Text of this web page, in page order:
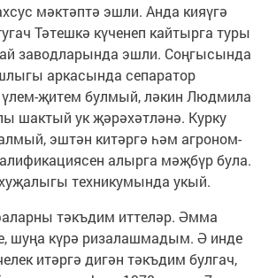
мәктәптә эшли. Анда кияүгә
Тәтешкә күченеп кайтыр­га туры
заводларында эшли. Соңгысында
аркасында сепаратор
үлем-җитем булмый, ләкин Людмила
шактый ук җәрәхәтләнә. Курку
эштән китәргә һәм агроном-
алырга мәҗбүр була.
техникумында укый.
тәкъдим иттеләр. Әмма
шуңа күрә ризалашмадым. Ә инде
итәргә дигән тәкъдим булгач,